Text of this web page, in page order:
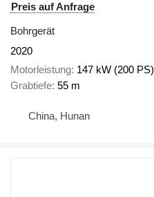
Preis auf Anfrage
Bohrgerät
2020
Motorleistung 147 kW (200 PS)
Grabtiefe 55 m
China, Hunan